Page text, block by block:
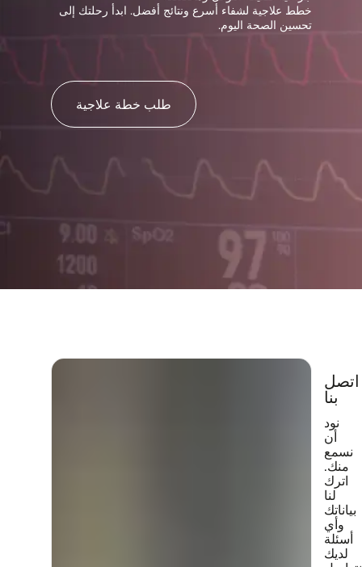
خطط علاجية لشفاء أسرع ونتائج أفضل. ابدأ رحلتك إلى
تحسين الصحة اليوم.
طلب خطة علاجية
اتصل
بنا
نود
أن
نسمع
منك.
اترك
لنا
بياناتك
وأي
أسئلة
لديك